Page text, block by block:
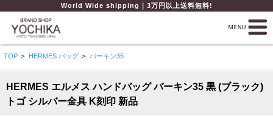
World Wide shipping｜3万円以上送料無料!
TOP > HERMES バッグ > バーキン35
HERMES エルメス ハンドバッグ バーキン35 黒 (ブラック)
トゴ シルバー金具 K刻印 新品